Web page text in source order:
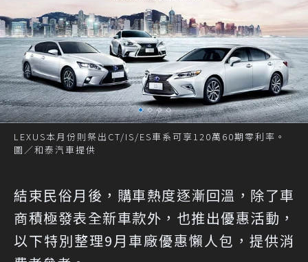
LEXUS本月份則祭出CT/IS/ES車系可享120萬60期零利率。
圖／和泰汽車提供
結束民俗月後，購車熱度逐漸回溫，除了車
商積極發表全新車款外，也推出優惠活動，
以下特別整理9月車廠優惠懶人包，提供消